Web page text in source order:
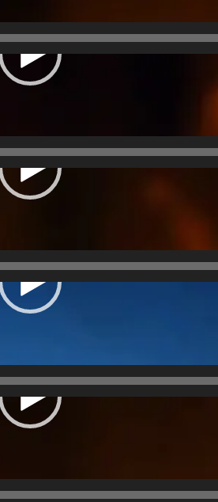
(Japan)
(The UK)